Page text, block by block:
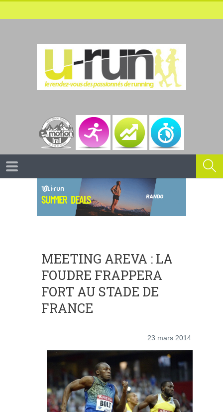
MEETING AREVA : LA
FOUDRE FRAPPERA
FORT AU STADE DE
FRANCE
23 mars 2014